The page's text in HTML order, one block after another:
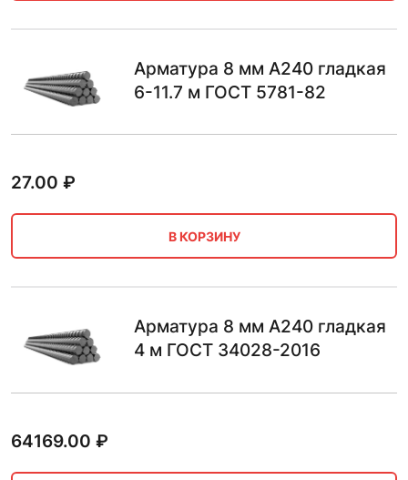
Арматура 8 мм А240 гладкая
6-11.7 м ГОСТ 5781-82
27.00 ₽
В КОРЗИНУ
Арматура 8 мм А240 гладкая
4 м ГОСТ 34028-2016
64169.00 ₽